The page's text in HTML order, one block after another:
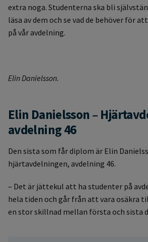
extra noga. Studenterna ska bli
läsa av dem och se vad de behöver för
på vår avdelning.
Elin Danielsson.
Elin Danielsson –
avdelning 46
Den sista som får diplom är Elin
hjärtavdelningen, avdelning 46.
– Det är jättekul att ha studenter på
hela tiden och går från att vara osäkra
en stor skillnad mellan första och sista